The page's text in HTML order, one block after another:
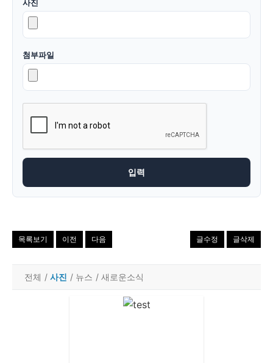
사진
첨부파일
목록보기 이전 다음 글수정 글삭제
전체 / 사진 / 뉴스 / 새로운소식